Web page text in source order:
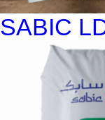
SABIC